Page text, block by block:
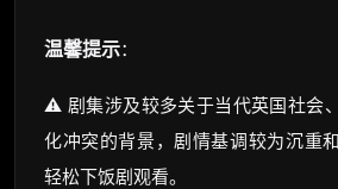
温馨提示：
⚠️ 剧集涉及较多关于当代英国社会
化冲突的背景，剧情基调较为沉重
轻松下饭剧观看。